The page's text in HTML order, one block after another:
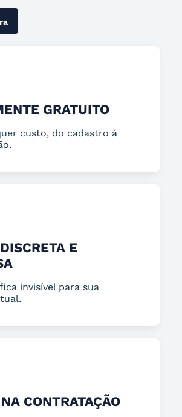
GRATUITO
custo, do cadastro à
E
invisível para sua
CONTRATAÇÃO